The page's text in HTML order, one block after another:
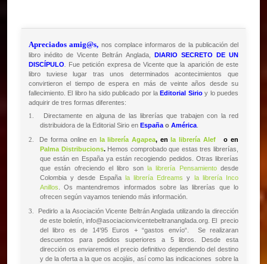
Apreciados amig@s, nos complace informaros de la publicación del
libro inédito de Vicente Beltrán Anglada, DIARIO SECRETO DE UN
DISCÍPULO
Fue petición expresa de Vicente que la aparición de este
libro tuviese lugar tras unos determinados acontecimientos que
convirtieron el tiempo de espera en más de veinte años desde su
fallecimiento. El libro ha sido publicado por laEditorial Sirio y lo puedes
adquirir de tres formas diferentes:
1. Directamente en alguna de las librerías que trabajen con la red
distribuidora de la Editorial Sirio en Españao América.
2. De forma online en la librería Agapea, en la librería Alef
o en
Palma Distribucions. Hemos comprobado que estas tres librerías,
que están en España ya están recogiendo pedidos. Otras librerías
que están ofreciendo el libro son la librería Pensamientodesde
Colombia y desde España la librería Edreams y la librería Inco
Anillos . Os mantendremos informados sobre las librerías que lo
ofrecen según vayamos teniendo más información.
3.
Pedirlo a la Asociación Vicente Beltrán Anglada utilizando la dirección
de este boletín, info@asociacionvicentebeltrananglada.org. El precio
del libro es de 14'95 Euros + “gastos envío“. Se realizaran
descuentos para pedidos superiores a 5 libros. Desde esta
dirección os enviaremos el precio definitivo dependiendo del destino
y de la oferta a la que os acojáis, así como las indicaciones sobre la